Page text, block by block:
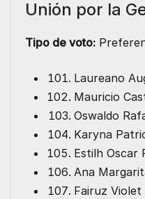
Unión por la
Tipo de voto:
Laureano
Mauricio
Oswaldo
Karyna
Estilh Oscar
Ana
Fairuz Violet